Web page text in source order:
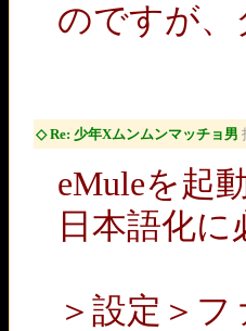
のですが
◇ Re: 少年Xムンムンマッチョ男
eMuleを起
日本語化
＞設定＞